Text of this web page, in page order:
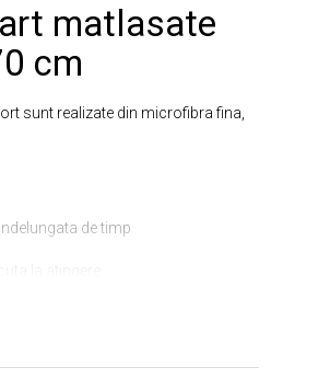
matlasate
cm
sunt realizate din microfibra fina,
de timp